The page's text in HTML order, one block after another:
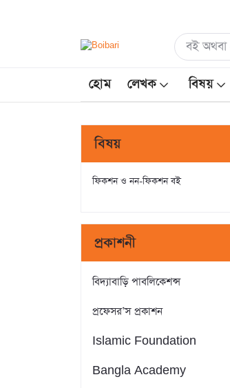
হোম লেখক বিষয়
বিষয়
ফিকশন ও নন-ফিকশন বই
প্রকাশনী
বিদ্যাবাড়ি পাবলিকেশন্স
প্রফেসর’স প্রকাশন
Islamic Foundation
Bangla Academy